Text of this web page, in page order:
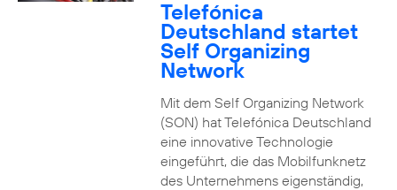
Telefónica
Deutschland startet
Self Organizing
Network
Mit dem Self Organizing Network
(SON) hat Telefónica Deutschland
eine innovative Technologie
eingeführt, die das Mobilfunknetz
des Unternehmens eigenständig,